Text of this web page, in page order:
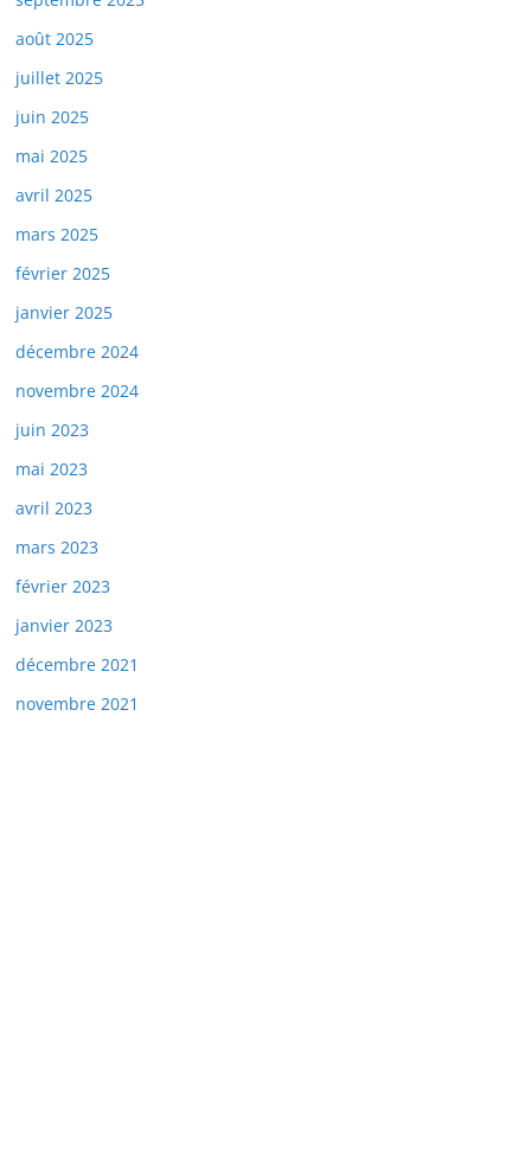
août 2025
juillet 2025
juin 2025
mai 2025
avril 2025
mars 2025
février 2025
janvier 2025
décembre 2024
novembre 2024
juin 2023
mai 2023
avril 2023
mars 2023
février 2023
janvier 2023
décembre 2021
novembre 2021